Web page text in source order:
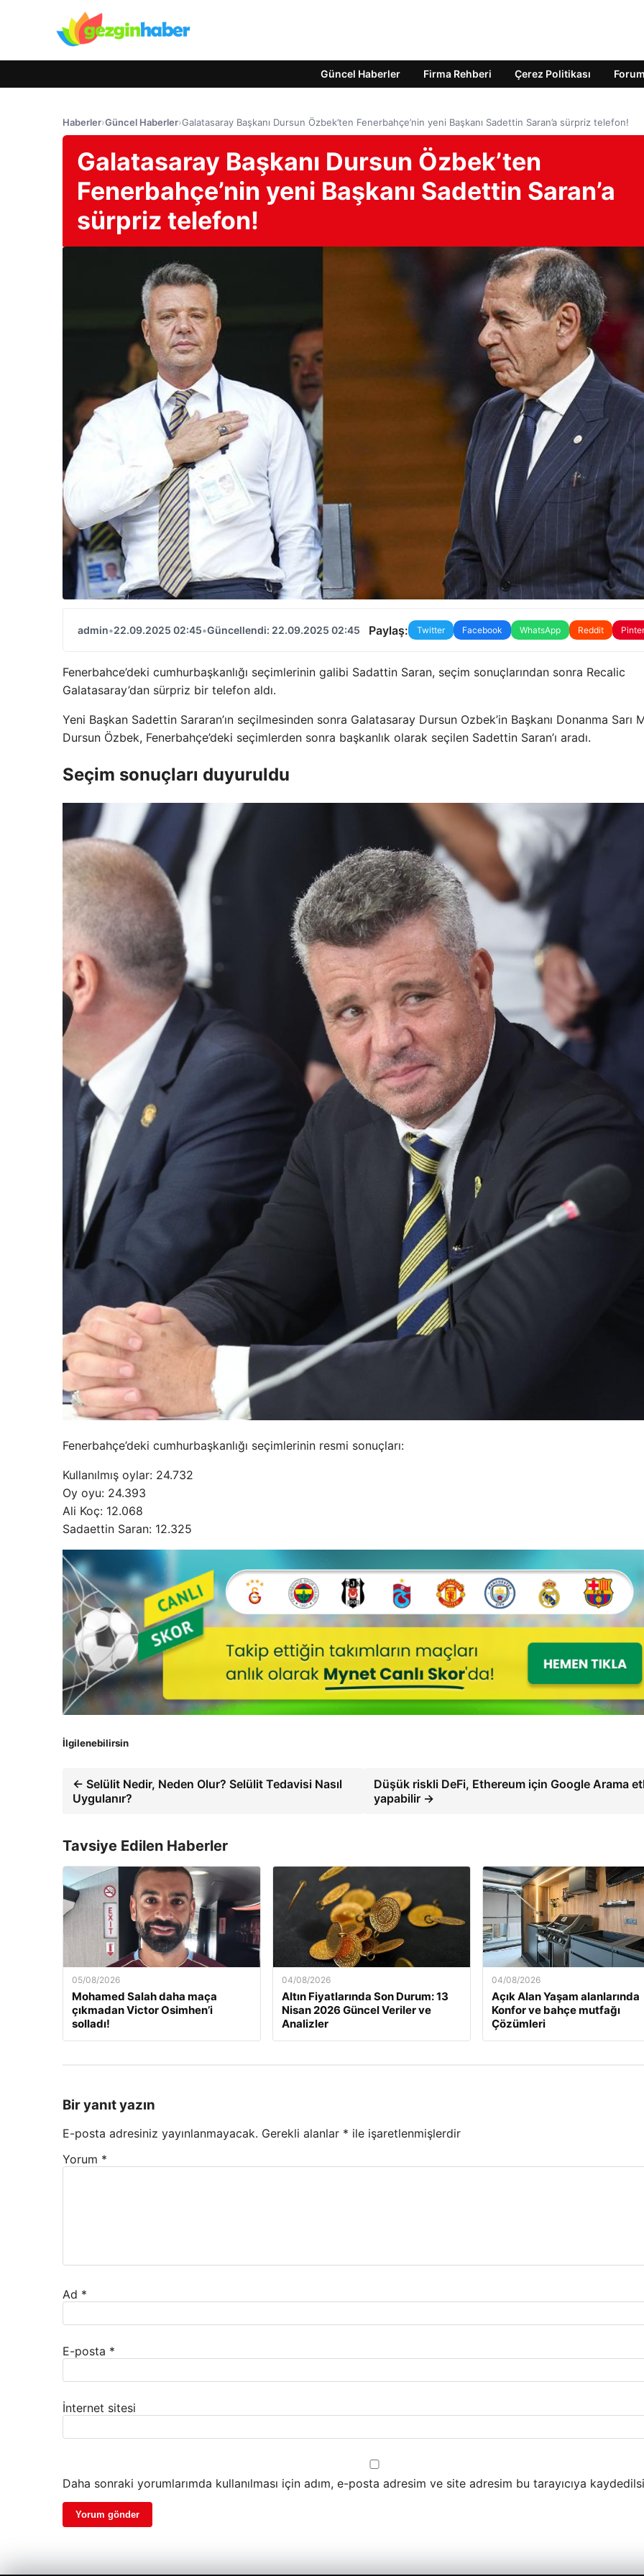
Güncel Haberler Firma Rehberi Çerez Politikası
Haberler›Güncel Haberler›Galatasaray Başkanı Dursun Özbek’ten Fenerbahçe’nin yeni Başkanı Sadettin Saran’a sürpriz telefon!
Galatasaray Başkanı Dursun Özbek’ten
Fenerbahçe’nin yeni Başkanı Sadettin Saran’a
sürpriz telefon!
admin•22.09.2025 02:45•Güncellendi: 22.09.2025 02:45 Paylaş: Twitter Facebook WhatsApp Reddit
Fenerbahce’deki cumhurbaşkanlığı seçimlerinin galibi Sadattin Saran, seçim sonuçlarından sonra Recalic
Galatasaray’dan sürpriz bir telefon aldı.
Yeni Başkan Sadettin Sararan’ın seçilmesinden sonra Galatasaray Dursun Ozbek’in Başkanı Donanma Sarı
Dursun Özbek, Fenerbahçe’deki seçimlerden sonra başkanlık olarak seçilen Sadettin Saran’ı aradı.
Seçim sonuçları duyuruldu
Fenerbahçe’deki cumhurbaşkanlığı seçimlerinin resmi sonuçları:
Kullanılmış oylar: 24.732
Oy oyu: 24.393
Ali Koç: 12.068
Sadaettin Saran: 12.325
İlgilenebilirsin
← Selülit Nedir, Neden Olur? Selülit Tedavisi Nasıl
Uygulanır?
Düşük riskli DeFi, Ethereum için Google Arama
yapabilir →
Tavsiye Edilen Haberler
05/08/2026
Mohamed Salah daha maça
çıkmadan Victor Osimhen’i
solladı!
04/08/2026
Altın Fiyatlarında Son Durum: 13
Nisan 2026 Güncel Veriler ve
Analizler
04/08/2026
Açık Alan Yaşam alanlarında
Konfor ve bahçe mutfağı
Çözümleri
Bir yanıt yazın
E-posta adresiniz yayınlanmayacak. Gerekli alanlar * ile işaretlenmişlerdir
Yorum *
Ad *
E-posta *
İnternet sitesi
Daha sonraki yorumlarımda kullanılması için adım, e-posta adresim ve site adresim bu tarayıcıya